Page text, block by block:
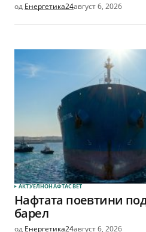
од Енергетика24август 6, 2026
АКТУЕЛНОНАФТАСВЕТ
Нафтата поевтини
барел
од Енергетика24август 6, 2026